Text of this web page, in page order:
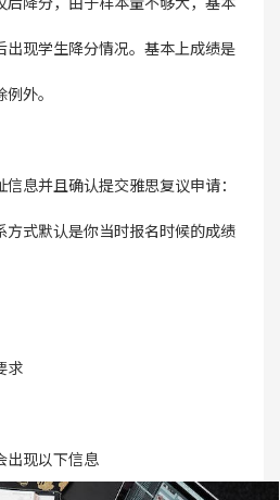
现学生降分情况。基本上成绩是
外。
息并且确认提交雅思复议申请：
方式默认是你当时报名时候的成绩
求
出现以下信息